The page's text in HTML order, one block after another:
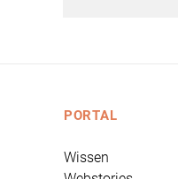
PORTAL
Wissen